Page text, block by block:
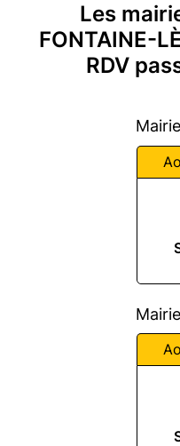
Les
FONTAINE-
RDV